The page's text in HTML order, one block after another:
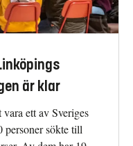
är klar
ett av Sveriges
personer sökte till